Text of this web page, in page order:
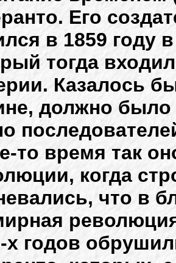
Его
в 1859 году
тогда
Казалось
должно
то время так
когда
что в
х годов